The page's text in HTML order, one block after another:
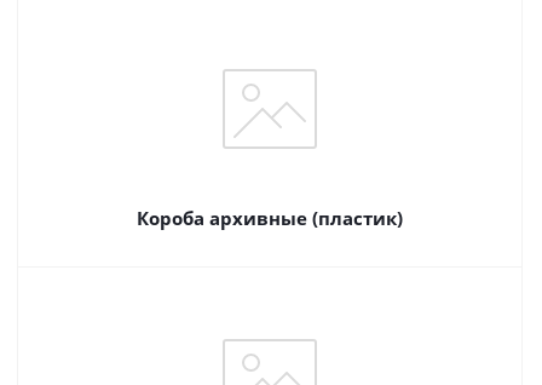
Короба архивные (пластик)